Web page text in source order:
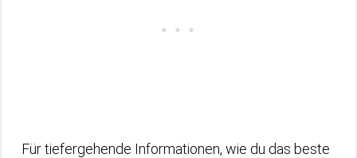
Für tiefergehende Informationen, wie du das beste